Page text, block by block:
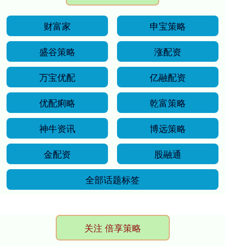
财富家
申宝策略
盛谷策略
涨配资
万宝优配
亿融配资
优配痢略
乾富策略
神牛资讯
博远策略
金配资
股融通
全部话题标签
关注 倍享策略